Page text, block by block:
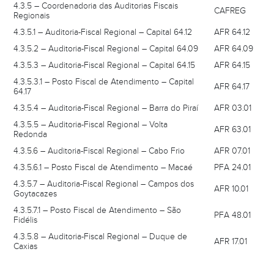
4.3.5 – Coordenadoria das Auditorias Fiscais
Regionais
CAFREG
4.3.5.1 – Auditoria-Fiscal Regional – Capital 64.12
AFR 64.12
4.3.5.2 – Auditoria-Fiscal Regional – Capital 64.09
AFR 64.09
4.3.5.3 – Auditoria-Fiscal Regional – Capital 64.15
AFR 64.15
4.3.5.3.1 – Posto Fiscal de Atendimento – Capital
64.17
AFR 64.17
4.3.5.4 – Auditoria-Fiscal Regional – Barra do Piraí
AFR 03.01
4.3.5.5 – Auditoria-Fiscal Regional – Volta
Redonda
AFR 63.01
4.3.5.6 – Auditoria-Fiscal Regional – Cabo Frio
AFR 07.01
4.3.5.6.1 – Posto Fiscal de Atendimento – Macaé
PFA 24.01
4.3.5.7 – Auditoria-Fiscal Regional – Campos dos
Goytacazes
AFR 10.01
4.3.5.7.1 – Posto Fiscal de Atendimento – São
Fidélis
PFA 48.01
4.3.5.8 – Auditoria-Fiscal Regional – Duque de
Caxias
AFR 17.01